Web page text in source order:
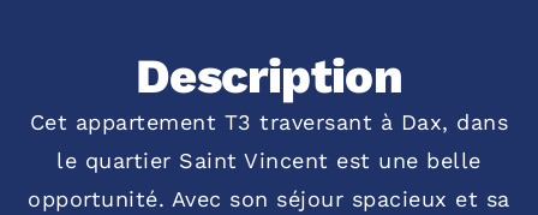
Description
Cet appartement T3 traversant à Dax, dans
le quartier Saint Vincent est une belle
opportunité. Avec son séjour spacieux et sa